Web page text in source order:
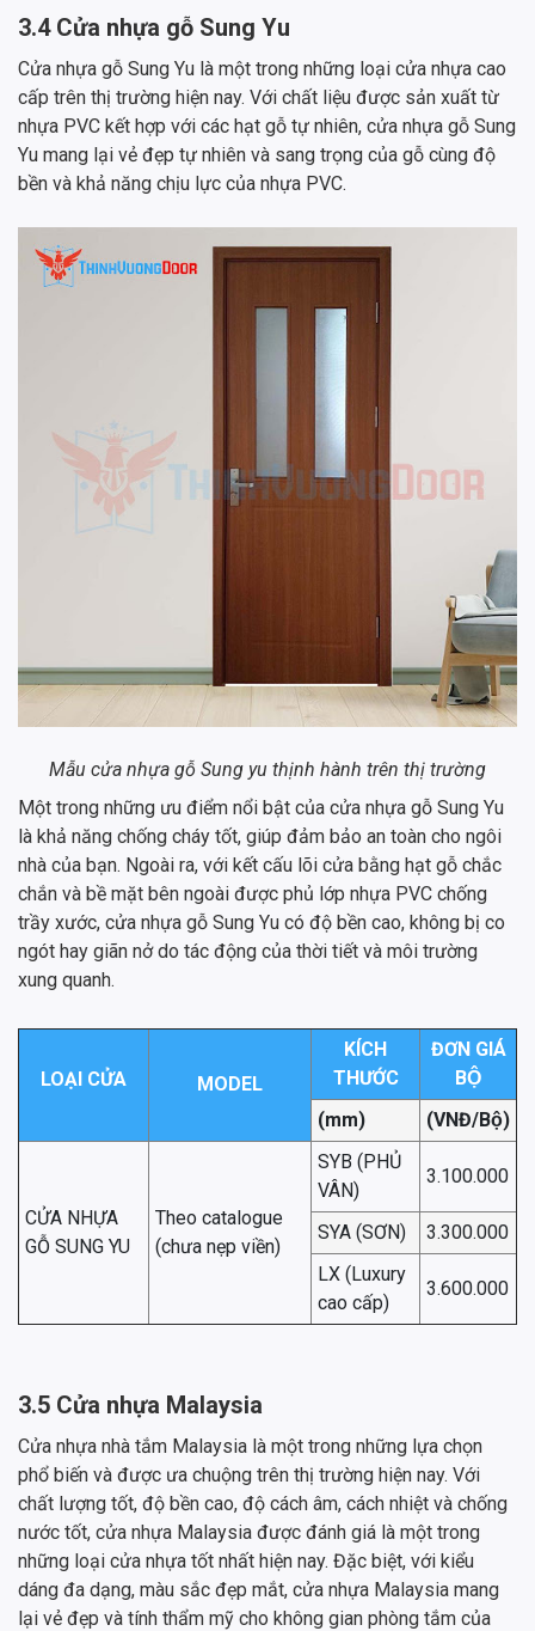
3.4 Cửa nhựa gỗ Sung Yu
Cửa nhựa gỗ Sung Yu là một trong những loại cửa nhựa cao
cấp trên thị trường hiện nay. Với chất liệu được sản xuất từ
nhựa PVC kết hợp với các hạt gỗ tự nhiên, cửa nhựa gỗ Sung
Yu mang lại vẻ đẹp tự nhiên và sang trọng của gỗ cùng độ
bền và khả năng chịu lực của nhựa PVC.
Mẫu cửa nhựa gỗ Sung yu thịnh hành trên thị trường
Một trong những ưu điểm nổi bật của cửa nhựa gỗ Sung Yu
là khả năng chống cháy tốt, giúp đảm bảo an toàn cho ngôi
nhà của bạn. Ngoài ra, với kết cấu lõi cửa bằng hạt gỗ chắc
chắn và bề mặt bên ngoài được phủ lớp nhựa PVC chống
trầy xước, cửa nhựa gỗ Sung Yu có độ bền cao, không bị co
ngót hay giãn nở do tác động của thời tiết và môi trường
xung quanh.
LOẠI CỬA MODEL
KÍCH
THƯỚC
ĐƠN GIÁ
BỘ
(mm)
(VNĐ/Bộ)
CỬA NHỰA
GỖ SUNG YU
Theo catalogue
(chưa nẹp viền)
SYB (PHỦ
VÂN)
3.100.000
SYA (SƠN)
3.300.000
LX (Luxury
cao cấp)
3.600.000
3.5 Cửa nhựa Malaysia
Cửa nhựa nhà tắm Malaysia là một trong những lựa chọn
phổ biến và được ưa chuộng trên thị trường hiện nay. Với
chất lượng tốt, độ bền cao, độ cách âm, cách nhiệt và chống
nước tốt, cửa nhựa Malaysia được đánh giá là một trong
những loại cửa nhựa tốt nhất hiện nay. Đặc biệt, với kiểu
dáng đa dạng, màu sắc đẹp mắt, cửa nhựa Malaysia mang
lại vẻ đẹp và tính thẩm mỹ cho không gian phòng tắm của